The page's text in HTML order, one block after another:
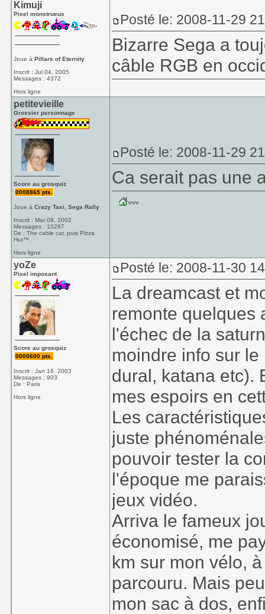
Kimuji
Pixel monstrueux
Joue àPillars of Eternity
Inscrit : Jul 04, 2005
Messages : 4372
Hors ligne
Posté le: 2008-11-29
Bizarre Sega a
câble RGB en
petitevieille
Grossier personnage
Score au grosquiz
0008865 pts.
Joue àCrazy Taxi, Sega Rally
Inscrit : Mar 08, 2002
Messages : 10287
De : The cable car, puis Pizza
Hut™.
Hors ligne
Posté le: 2008-11-29
Ca serait pas une
yoZe
Pixel imposant
Score au grosquiz
0000600 pts.
Inscrit : Jan 16, 2003
Messages : 903
De : Paris
Hors ligne
Posté le: 2008-11-30
La dreamcast et
remonte quelques
l'échec de la
moindre info sur
dural, katana etc).
mes espoirs en
Les
juste
pouvoir tester la
l'époque me
jeux vidéo.
Arriva le fameux
économisé, me
km sur mon vélo,
parcouru. Mais
mon sac à dos,